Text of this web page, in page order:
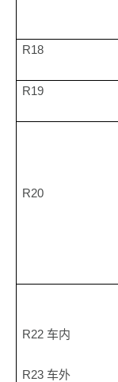
R18
R19
R20
R22 车内
R23 车外